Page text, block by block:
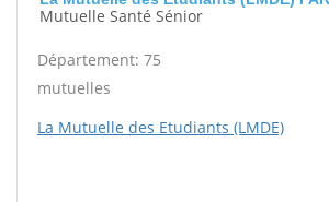
Mutuelle Santé Sénior
Département: 75
mutuelles
La Mutuelle des Etudiants (LMDE)